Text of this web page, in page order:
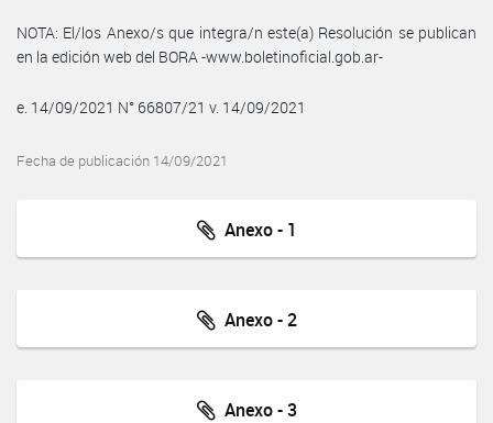
NOTA: El/los Anexo/s que integra/n este(a) Resolución se publican
en la edición web del BORA -www.boletinoficial.gob.ar-
e. 14/09/2021 N° 66807/21 v. 14/09/2021
Fecha de publicación 14/09/2021
Anexo - 1
Anexo - 2
Anexo - 3